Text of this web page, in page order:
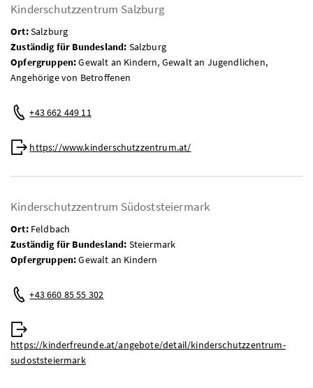
Kinderschutzzentrum Salzburg
Ort:Salzburg
Zuständig für Bundesland: Salzburg
Opfergruppen:Gewalt an Kindern, Gewalt an Jugendlichen,
Angehörige von Betroffenen
Telefon:
+43 662 449 11
Web:
https://www.kinderschutzzentrum.at/
Kinderschutzzentrum Südoststeiermark
Ort:Feldbach
Zuständig für Bundesland: Steiermark
Opfergruppen:Gewalt an Kindern
Telefon:
+43 660 85 55 302
https://kinderfreunde.at/angebote/detail/kinderschutzzentrum-
sudoststeiermark